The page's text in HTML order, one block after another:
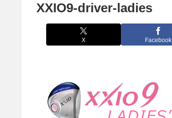
XXIO9-driver-ladies
X Facebook